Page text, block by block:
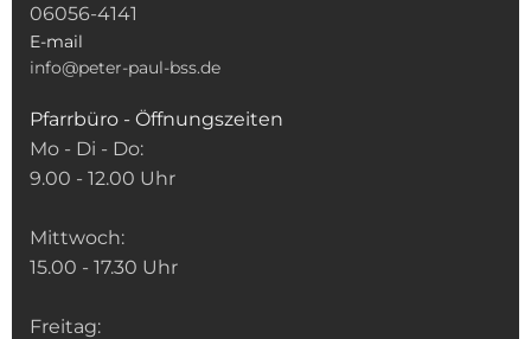
06056-4141
E-mail
info@peter-paul-bss.de
Pfarrbüro - Öffnungszeiten
Mo - Di - Do:
9.00 - 12.00 Uhr
Mittwoch:
15.00 - 17.30 Uhr
Freitag: